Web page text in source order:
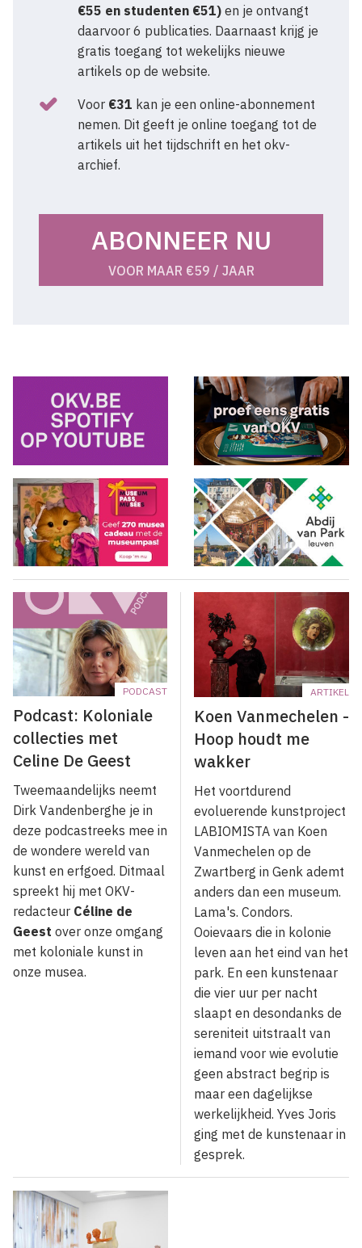
€55 en studenten €51) en je ontvangt
daarvoor 6 publicaties. Daarnaast krijg je
gratis toegang tot wekelijks nieuwe
artikels op de website.
Voor €31 kan je een online-abonnement
nemen. Dit geeft je online toegang tot de
artikels uit het tijdschrift en het okv-
archief.
ABONNEER NU
VOOR MAAR €59 / JAAR
PODCAST
Podcast: Koloniale
collecties met
Celine De Geest
Tweemaandelijks neemt
Dirk Vandenberghe je in
deze podcastreeks mee in
de wondere wereld van
kunst en erfgoed. Ditmaal
spreekt hij met OKV-
redacteur Céline de
Geest over onze omgang
met koloniale kunst in
onze musea.
ARTIKEL
Koen Vanmechelen -
Hoop houdt me
wakker
Het voortdurend
evoluerende kunstproject
LABIOMISTA van Koen
Vanmechelen op de
Zwartberg in Genk ademt
anders dan een museum.
Lama's. Condors.
Ooievaars die in kolonie
leven aan het eind van het
park. En een kunstenaar
die vier uur per nacht
slaapt en desondanks de
sereniteit uitstraalt van
iemand voor wie evolutie
geen abstract begrip is
maar een dagelijkse
werkelijkheid. Yves Joris
ging met de kunstenaar in
gesprek.